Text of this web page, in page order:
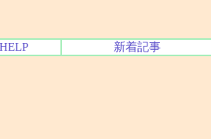
HELP 新着記事